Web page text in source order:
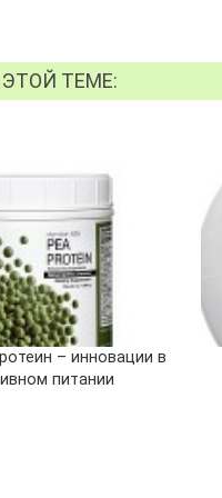
ТЕМЕ:
– инновации в
питании